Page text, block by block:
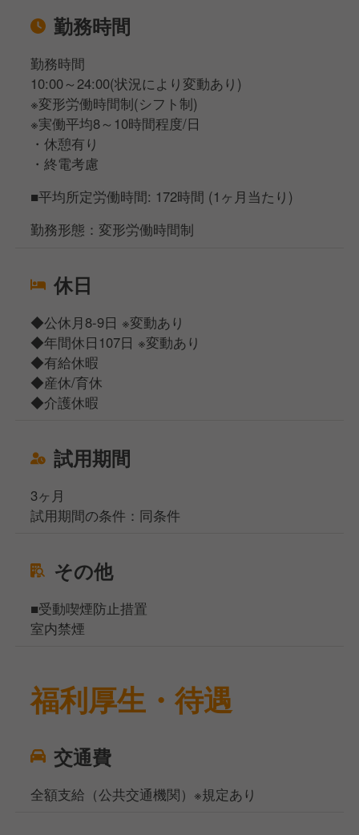
勤務時間
勤務時間
10:00～24:00(状況により変動あり)
※変形労働時間制(シフト制)
※実働平均8～10時間程度/日
・休憩有り
・終電考慮
■平均所定労働時間: 172時間 (1ヶ月当たり)
勤務形態：変形労働時間制
休日
◆公休月8-9日 ※変動あり
◆年間休日107日 ※変動あり
◆有給休暇
◆産休/育休
◆介護休暇
試用期間
3ヶ月
試用期間の条件：同条件
その他
■受動喫煙防止措置
室内禁煙
福利厚生・待遇
交通費
全額支給（公共交通機関）※規定あり